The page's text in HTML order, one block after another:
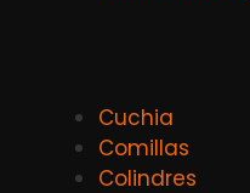
Cuchia
Comillas
Colindres